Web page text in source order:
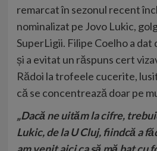
remarcat în sezonul recent
nominalizat pe Jovo Lukic,
SuperLigii. Filipe Coelho a
și a evitat un răspuns cert
Rădoi la trofeele cucerite,
că se concentrează doar pe
„Dacă ne uităm la cifre,
Lukic, de la U Cluj, fiindcă a